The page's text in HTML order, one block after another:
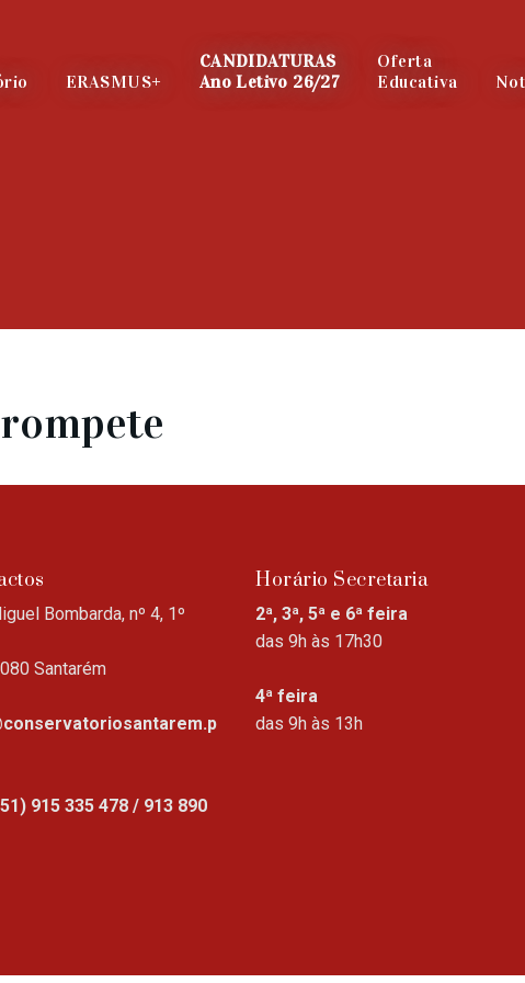
ERASMUS+
CANDIDATURAS
Ano Letivo 26/27
Oferta
Educativa
Bombarda, nº 4, 1º
Santarém
915 335 478 / 913 890
Horário Secretaria
2ª, 3ª, 5ª e 6ª feira
das 9h às 17h30
4ª feira
das 9h às 13h